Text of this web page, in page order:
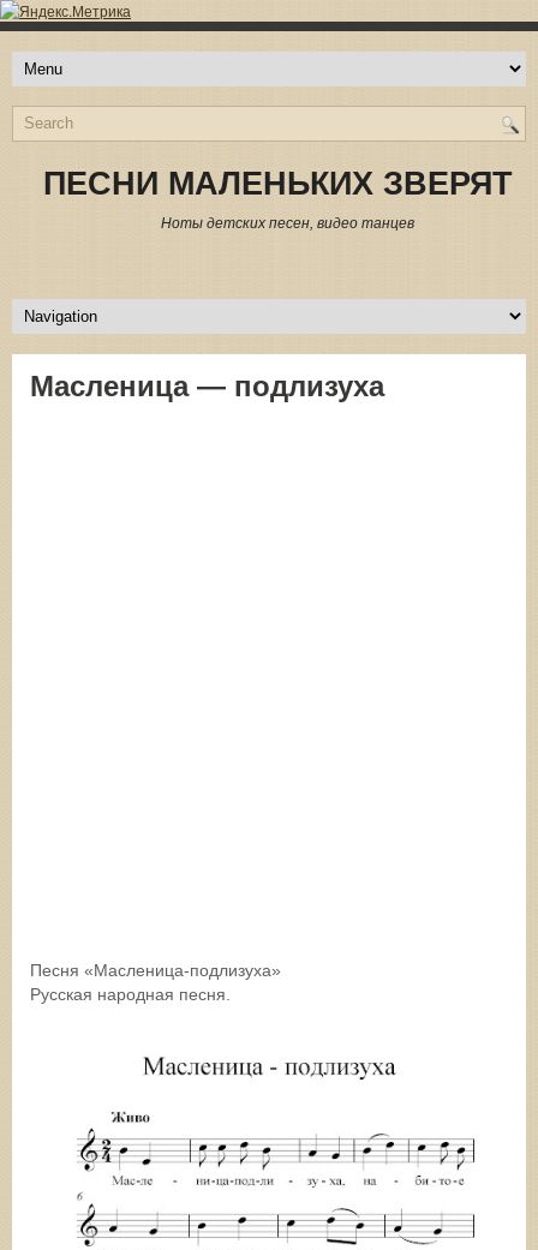
ПЕСНИ МАЛЕНЬКИХ ЗВЕРЯТ
Ноты детских песен, видео танцев
Масленица — подлизуха
Песня «Масленица-подлизуха»
Русская народная песня.